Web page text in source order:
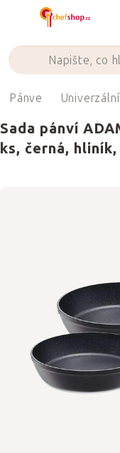
Pánve Univerzální
Sada pánví
ks, černá,